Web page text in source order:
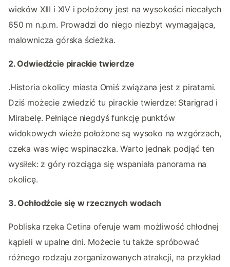
wieków XIII i XIV i położony jest na wysokości niecałych
650 m n.p.m. Prowadzi do niego niezbyt wymagająca,
malownicza górska ścieżka.
2. Odwiedźcie pirackie twierdze
.Historia okolicy miasta Omiś związana jest z piratami.
Dziś możecie zwiedzić tu pirackie twierdze: Starigrad i
Mirabelę. Pełniące niegdyś funkcję punktów
widokowych wieże położone są wysoko na wzgórzach,
czeka was więc wspinaczka. Warto jednak podjąć ten
wysiłek: z góry rozciąga się wspaniała panorama na
okolicę.
3. Ochłodźcie się w rzecznych wodach
Pobliska rzeka Cetina oferuje wam możliwość chłodnej
kąpieli w upalne dni. Możecie tu także spróbować
różnego rodzaju zorganizowanych atrakcji, na przykład